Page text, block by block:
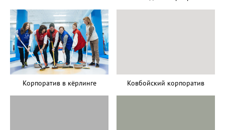
Корпоратив в кёрлинге Ковбойский корпоратив